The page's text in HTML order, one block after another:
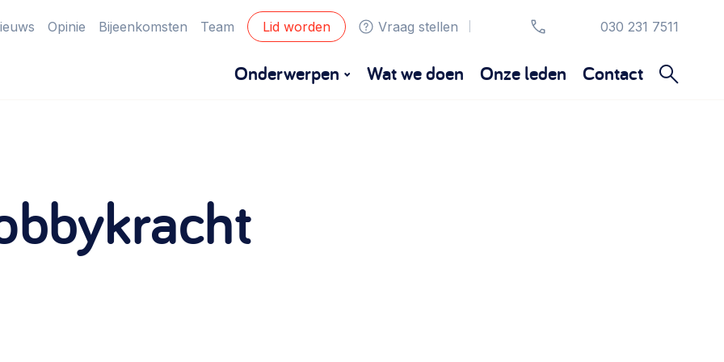
Opinie Bijeenkomsten Team Lid worden Vraag stellen 030 231 7511
Onderwerpen
Eigen gebouw
Wat we doen Onze leden Contact